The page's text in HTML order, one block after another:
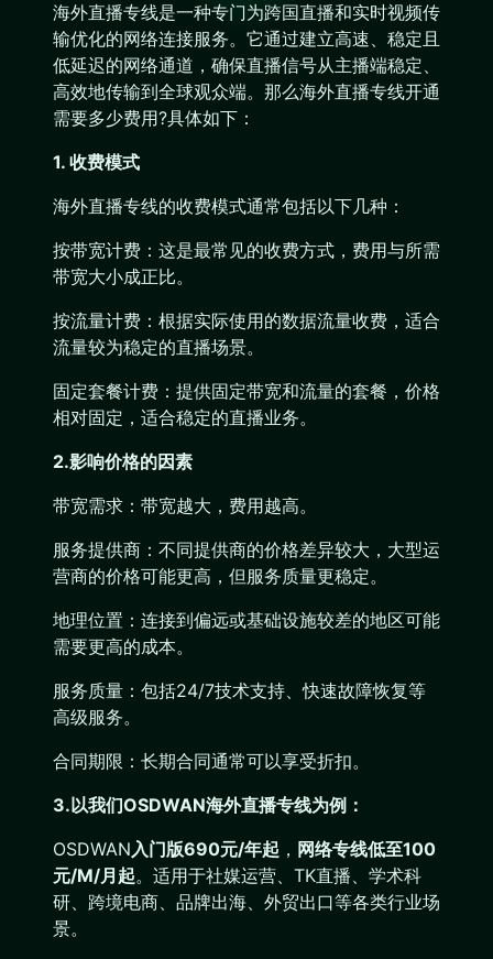
海外直播专线是一种专门为跨国直播和实时视频传
输优化的网络连接服务。它通过建立高速、稳定且
低延迟的网络通道，确保直播信号从主播端稳定、
高效地传输到全球观众端。那么海外直播专线开通
需要多少费用?具体如下：
1. 收费模式
海外直播专线的收费模式通常包括以下几种：
按带宽计费：这是最常见的收费方式，费用与所需
带宽大小成正比。
按流量计费：根据实际使用的数据流量收费，适合
流量较为稳定的直播场景。
固定套餐计费：提供固定带宽和流量的套餐，价格
相对固定，适合稳定的直播业务。
2.影响价格的因素
带宽需求：带宽越大，费用越高。
服务提供商：不同提供商的价格差异较大，大型运
营商的价格可能更高，但服务质量更稳定。
地理位置：连接到偏远或基础设施较差的地区可能
需要更高的成本。
服务质量：包括24/7技术支持、快速故障恢复等
高级服务。
合同期限：长期合同通常可以享受折扣。
3.以我们OSDWAN海外直播专线为例：
OSDWAN入门版690元/年起 ， 网络专线低至100
元/M/月起。适用于社媒运营、TK直播、学术科
研、跨境电商、品牌出海、外贸出口等各类行业场
景。